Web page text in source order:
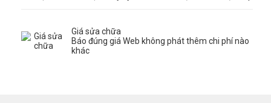
Giá sửa chữa
Báo đúng giá Web không phát thêm chi phí nào
khác